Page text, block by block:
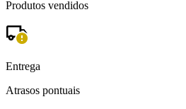
Produtos vendidos
Entrega
Atrasos pontuais